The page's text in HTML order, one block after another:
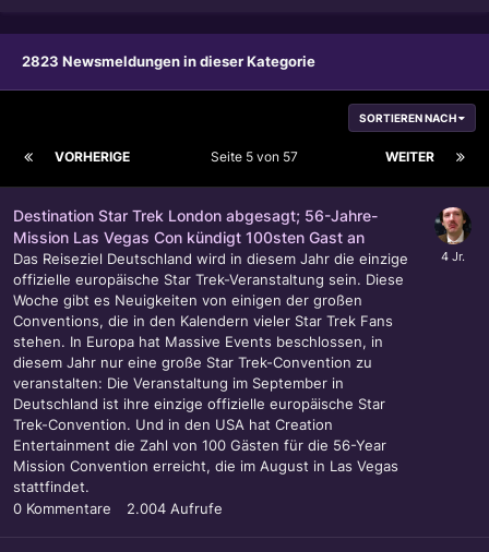
2823 Newsmeldungen in dieser Kategorie
SORTIEREN NACH
VORHERIGE WEITER
Seite 5 von 57
Destination Star Trek London abgesagt; 56-Jahre-
Mission Las Vegas Con kündigt 100sten Gast an
Das Reiseziel Deutschland wird in diesem Jahr die einzige
offizielle europäische Star Trek-Veranstaltung sein. Diese
Woche gibt es Neuigkeiten von einigen der großen
Conventions, die in den Kalendern vieler Star Trek Fans
stehen. In Europa hat Massive Events beschlossen, in
diesem Jahr nur eine große Star Trek-Convention zu
veranstalten: Die Veranstaltung im September in
Deutschland ist ihre einzige offizielle europäische Star
Trek-Convention. Und in den USA hat Creation
Entertainment die Zahl von 100 Gästen für die 56-Year
Mission Convention erreicht, die im August in Las Vegas
stattfindet.
0 Kommentare 2.004 Aufrufe